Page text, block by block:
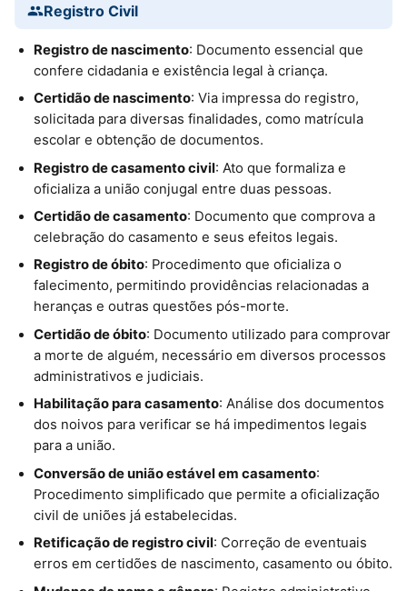
Registro Civil
Registro de nascimento: Documento essencial que
confere cidadania e existência legal à criança.
Certidão de nascimento: Via impressa do registro,
solicitada para diversas finalidades, como matrícula
escolar e obtenção de documentos.
Registro de casamento civil: Ato que formaliza e
oficializa a união conjugal entre duas pessoas.
Certidão de casamento: Documento que comprova a
celebração do casamento e seus efeitos legais.
Registro de óbito: Procedimento que oficializa o
falecimento, permitindo providências relacionadas a
heranças e outras questões pós-morte.
Certidão de óbito: Documento utilizado para comprovar
a morte de alguém, necessário em diversos processos
administrativos e judiciais.
Habilitação para casamento: Análise dos documentos
dos noivos para verificar se há impedimentos legais
para a união.
Conversão de união estável em casamento:
Procedimento simplificado que permite a oficialização
civil de uniões já estabelecidas.
Retificação de registro civil: Correção de eventuais
erros em certidões de nascimento, casamento ou óbito.